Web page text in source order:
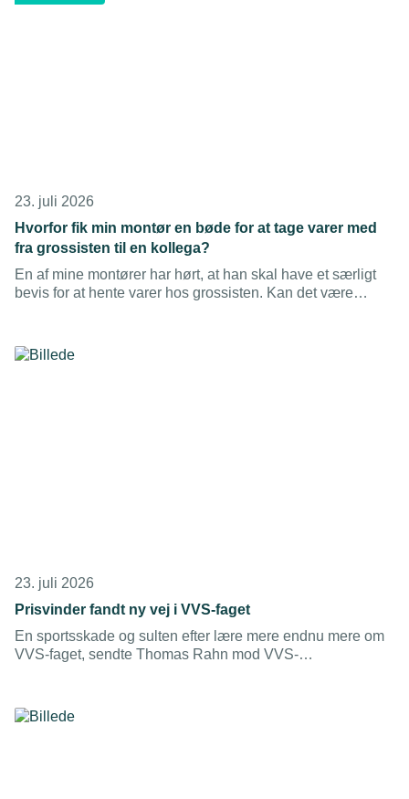
23. juli 2026
Hvorfor fik min montør en bøde for at tage varer med
fra grossisten til en kollega?
En af mine montører har hørt, at han skal have et særligt
bevis for at hente varer hos grossisten. Kan det være
23. juli 2026
Prisvinder fandt ny vej i VVS-faget
En sportsskade og sulten efter lære mere endnu mere om
VVS-faget, sendte Thomas Rahn mod VVS-